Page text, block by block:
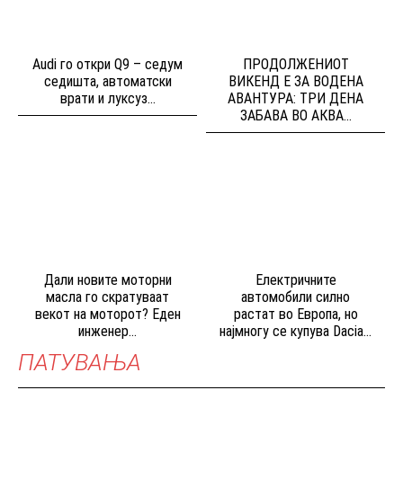
Audi го откри Q9 – седум
седишта, автоматски
врати и луксуз...
ПРОДОЛЖЕНИОТ
ВИКЕНД Е ЗА ВОДЕНА
АВАНТУРА: ТРИ ДЕНА
ЗАБАВА ВО АКВА...
Дали новите моторни
масла го скратуваат
векот на моторот? Еден
инженер...
Електричните
автомобили силно
растат во Европа, но
најмногу се купува Dacia...
ПАТУВАЊА